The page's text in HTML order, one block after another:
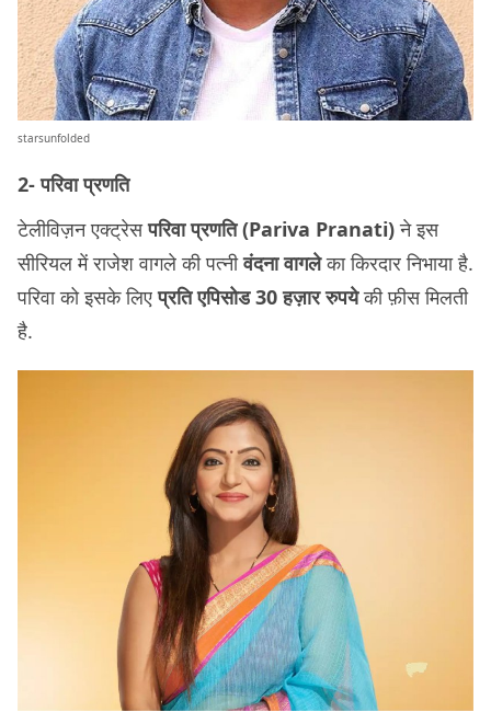
starsunfolded
2- परिवा प्रणति
टेलीविज़न एक्ट्रेसपरिवा प्रणति (Pariva Pranati)ने इस
सीरियल में राजेश वागले की पत्नीवंदना वागलेका किरदार निभाया है.
परिवा को इसके लिएप्रति एपिसोड 30 हज़ार रुपयेकी फ़ीस मिलती
है.